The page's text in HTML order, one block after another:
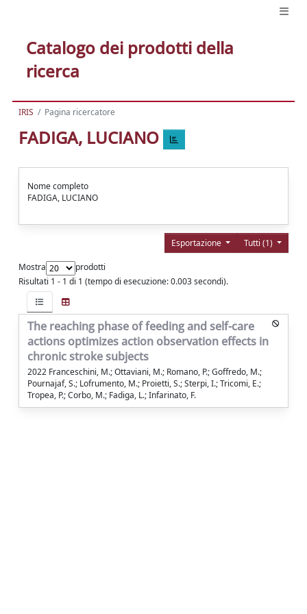
Catalogo dei prodotti della
ricerca
IRIS Pagina ricercatore
FADIGA, LUCIANO
Nome completo
FADIGA, LUCIANO
Tutti (1)
Esportazione
Mostra
prodotti
Risultati 1 - 1 di 1 (tempo di esecuzione: 0.003 secondi).
The reaching phase of feeding and self-care
actions optimizes action observation effects in
chronic stroke subjects
2022 Franceschini, M.; Ottaviani, M.; Romano, P.; Goffredo, M.;
Pournajaf, S.; Lofrumento, M.; Proietti, S.; Sterpi, I.; Tricomi, E.;
Tropea, P.; Corbo, M.; Fadiga, L.; Infarinato, F.